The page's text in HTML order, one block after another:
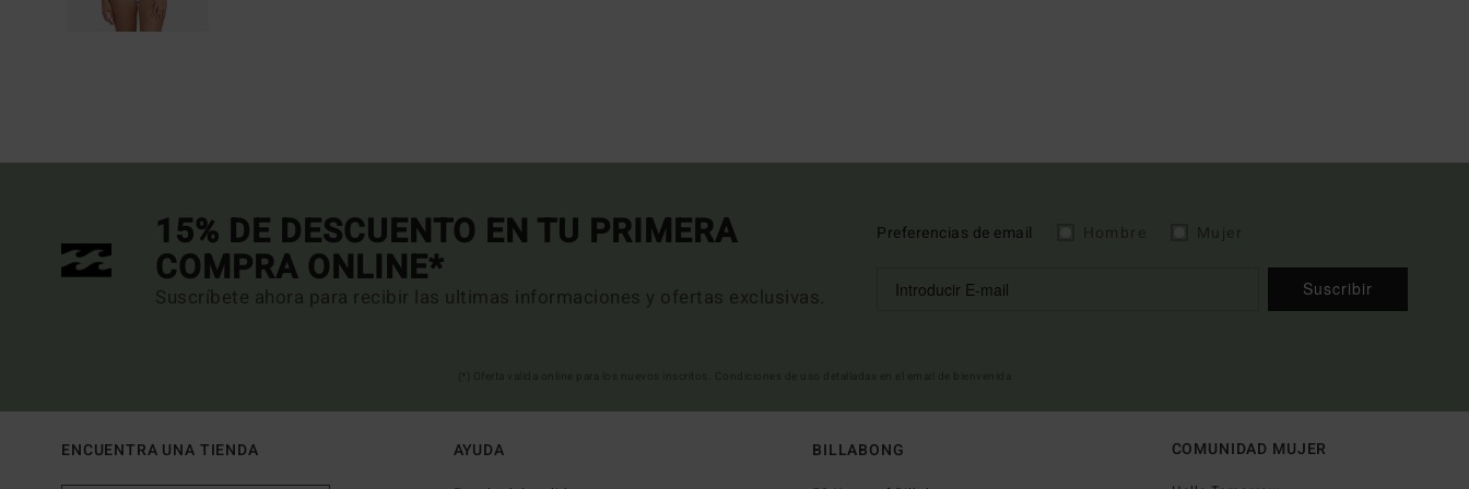
15% DE DESCUENTO EN TU PRIMERA
COMPRA ONLINE*
Suscríbete ahora para recibir las ultimas informaciones y ofertas exclusivas.
Preferencias de email
Suscribir
ENCUENTRA UNA TIENDA AYUDA BILLABONG COMUNIDAD MUJER